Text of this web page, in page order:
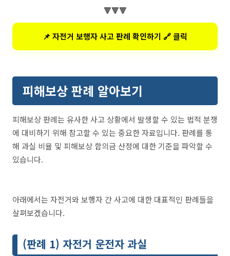
🔻🔻🔻
📌 자전거 보행자 사고 판례 확인하기 🔗 클릭
피해보상 판례 알아보기
피해보상 판례는 유사한 사고 상황에서 발생할 수 있는 법적 분쟁
에 대비하기 위해 참고할 수 있는 중요한 자료입니다. 판례를 통
해 과실 비율 및 피해보상 합의금 산정에 대한 기준을 파악할 수
있습니다.
아래에서는 자전거와 보행자 간 사고에 대한 대표적인 판례들을
살펴보겠습니다.
(판례 1) 자전거 운전자 과실